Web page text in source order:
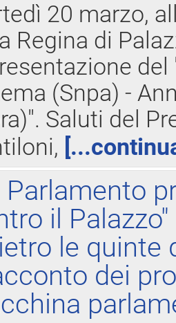
20 marzo,
Regina di
(Snpa) -
Saluti del
Parlamento
il Palazzo"
le quinte
dei